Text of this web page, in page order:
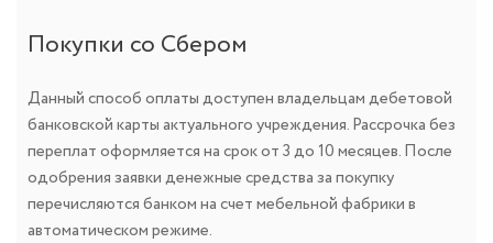
Покупки со Сбером
Данный способ оплаты доступен владельцам дебетовой
банковской карты актуального учреждения. Рассрочка без
переплат оформляется на срок от 3 до 10 месяцев. После
одобрения заявки денежные средства за покупку
перечисляются банком на счет мебельной фабрики в
автоматическом режиме.